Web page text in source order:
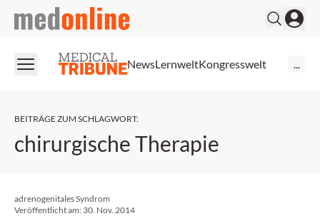
medonline
NewsLernweltKongresswelt
BEITRÄGE ZUM SCHLAGWORT:
chirurgische Therapie
adrenogenitales Syndrom
Veröffentlicht am: 30. Nov. 2014